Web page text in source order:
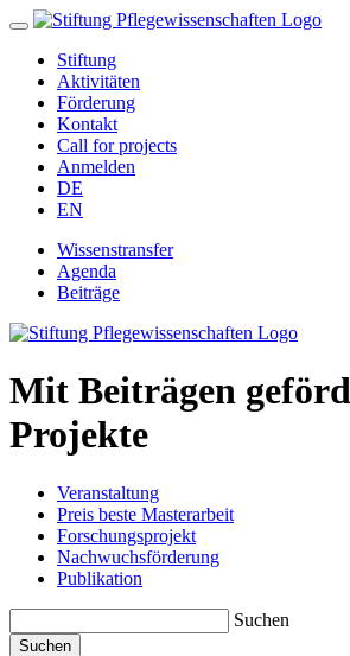
Stiftung
Aktivitäten
Förderung
Kontakt
Call for projects
Anmelden
DE
EN
Wissenstransfer
Agenda
Beiträge
Mit Beiträgen
Projekte
Veranstaltung
Preis beste Masterarbeit
Forschungsprojekt
Nachwuchsförderung
Publikation
Suchen